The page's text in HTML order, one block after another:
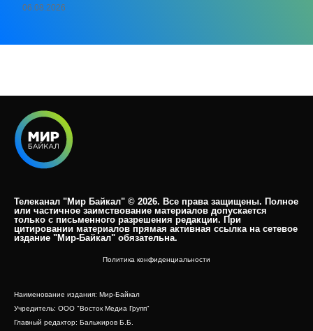
06.08.2026
Телеканал "Мир Байкал" © 2026. Все права защищены. Полное
или частичное заимствование материалов допускается
только с письменного разрешения редакции. При
цитировании материалов прямая активная ссылка на сетевое
издание "Мир-Байкал" обязательна.​
Политика конфиденциальности
Наименование издания: Мир-Байкал
Учредитель: ООО "Восток Медиа Групп"
Главный редактор: Бальжиров Б.Б.